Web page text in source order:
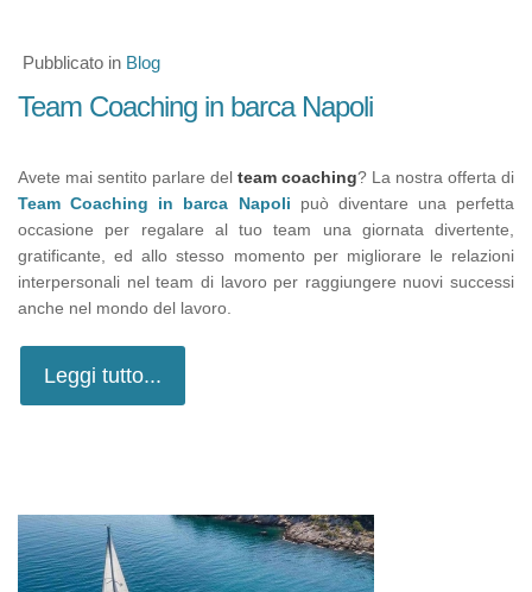
Pubblicato in Blog
Team Coaching in barca Napoli
Avete mai sentito parlare del team coaching? La nostra offerta di
Team Coaching in barca Napoli può diventare una perfetta
occasione per regalare al tuo team una giornata divertente,
gratificante, ed allo stesso momento per migliorare le relazioni
interpersonali nel team di lavoro per raggiungere nuovi successi
anche nel mondo del lavoro.
Leggi tutto...